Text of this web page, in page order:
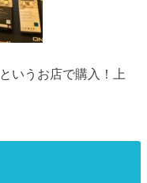
というお店で購入！上